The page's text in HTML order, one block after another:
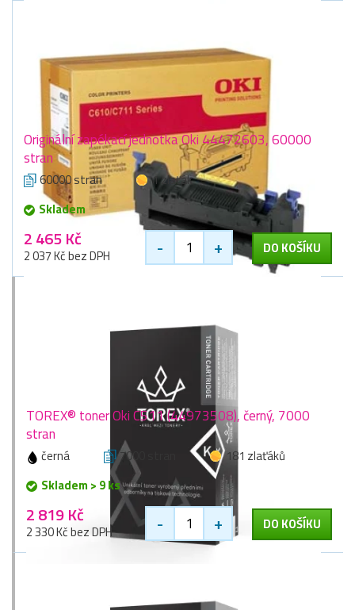
Originální zapékací jednotka Oki 44472603, 60000
stran
60000 stran
1 zlaťák
Skladem
2 465 Kč
2 037 Kč bez DPH - + DO KOŠÍKU
TOREX® toner Oki C511 (44973508), černý, 7000
stran
černá 7000 stran
181 zlaťáků
Skladem > 9 ks
2 819 Kč
2 330 Kč bez DPH - + DO KOŠÍKU